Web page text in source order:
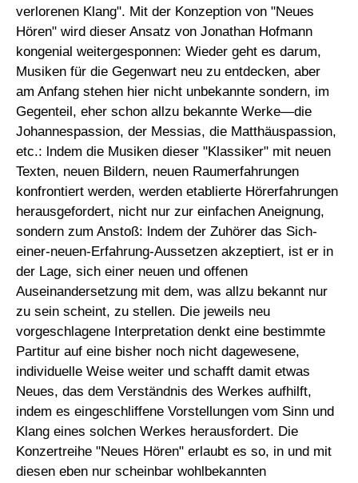
verlorenen Klang". Mit der Konzeption von "Neues
Hören" wird dieser Ansatz von Jonathan Hofmann
kongenial weitergesponnen: Wieder geht es darum,
Musiken für die Gegenwart neu zu entdecken, aber
am Anfang stehen hier nicht unbekannte sondern, im
Gegenteil, eher schon allzu bekannte Werke—die
Johannespassion, der Messias, die Matthäuspassion,
etc.: lndem die Musiken dieser "Klassiker" mit neuen
Texten, neuen Bildern, neuen Raumerfahrungen
konfrontiert werden, werden etablierte Hörerfahrungen
herausgefordert, nicht nur zur einfachen Aneignung,
sondern zum Anstoß: lndem der Zuhörer das Sich-
einer-neuen-Erfahrung­-Aussetzen akzeptiert, ist er in
der Lage, sich einer neuen und offenen
Auseinandersetzung mit dem, was allzu bekannt nur
zu sein scheint, zu stellen. Die jeweils neu
vorgeschlagene Interpretation denkt eine bestimmte
Partitur auf eine bisher noch nicht dagewesene,
individuelle Weise weiter und schafft damit etwas
Neues, das dem Verständnis des Werkes aufhilft,
indem es eingeschliffene Vorstellungen vom Sinn und
Klang eines solchen Werkes herausfordert. Die
Konzertreihe "Neues Hören" erlaubt es so, in und mit
diesen eben nur scheinbar wohlbekannten